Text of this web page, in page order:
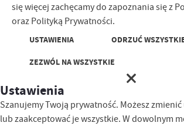
się więcej zachęcamy do zapoznania się z
oraz Polityką Prywatności.
USTAWIENIA ODRZUĆ
ZEZWÓL NA WSZYSTKIE
Ustawienia
Szanujemy Twoją prywatność. Możesz
lub zaakceptować je wszystkie. W dowolnym